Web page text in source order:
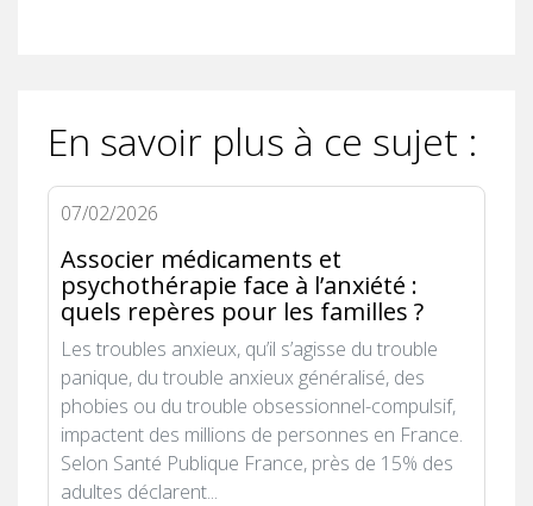
En savoir plus à ce sujet :
07/02/2026
Associer médicaments et
psychothérapie face à l’anxiété :
quels repères pour les familles ?
Les troubles anxieux, qu’il s’agisse du trouble
panique, du trouble anxieux généralisé, des
phobies ou du trouble obsessionnel-compulsif,
impactent des millions de personnes en France.
Selon Santé Publique France, près de 15% des
adultes déclarent...